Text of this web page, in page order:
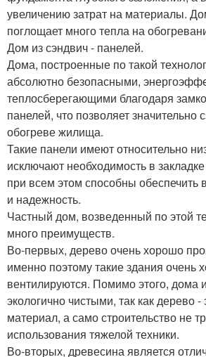
увеличению затрат на материалы.
поглощает много тепла на
Дом из сэндвич - панелей.
Дома, построенные по такой
абсолютно безопасными,
теплосберегающими благодаря
панелей, что позволяет значительно
обогреве жилища.
Такие панели имеют относительно
исключают необходимость в
при всем этом способны обеспечить
и надежность.
Частный дом, возведенный по этой
много преимуществ.
Во-первых, дерево очень хорошо
именно поэтому такие здания очень
вентилируются. Помимо этого, дома
экологично чистыми, так как дерево
материал, а само строительство не
использования тяжелой техники.
Во-вторых, древесина является